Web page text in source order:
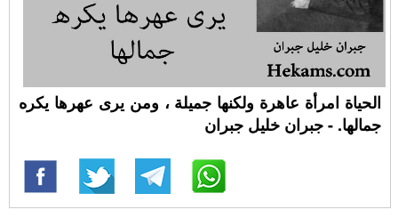
الحياة امرأة عاهرة ولكنها جميلة ، ومن يرى عهرها يكره
جمالها. - جبران خليل جبران